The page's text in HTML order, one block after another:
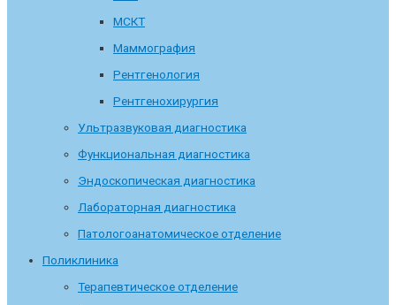
МСКТ
Маммография
Рентгенология
Рентгенохирургия
Ультразвуковая диагностика
Функциональная диагностика
Эндоскопическая диагностика
Лабораторная диагностика
Патологоанатомическое отделение
Поликлиника
Терапевтическое отделение